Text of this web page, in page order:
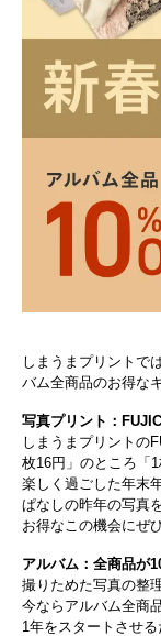
しまうまプリントで
バム全商品のお得な
写真プリント：
しまうまプリントの
枚16円」のところ「1
楽しく過ごした年末
ぱなしの昨年の写真
お得なこの機会にぜ
アルバム：全商品が
撮りためた写真の整
今ならアルバム全商
1年をスタートさせ